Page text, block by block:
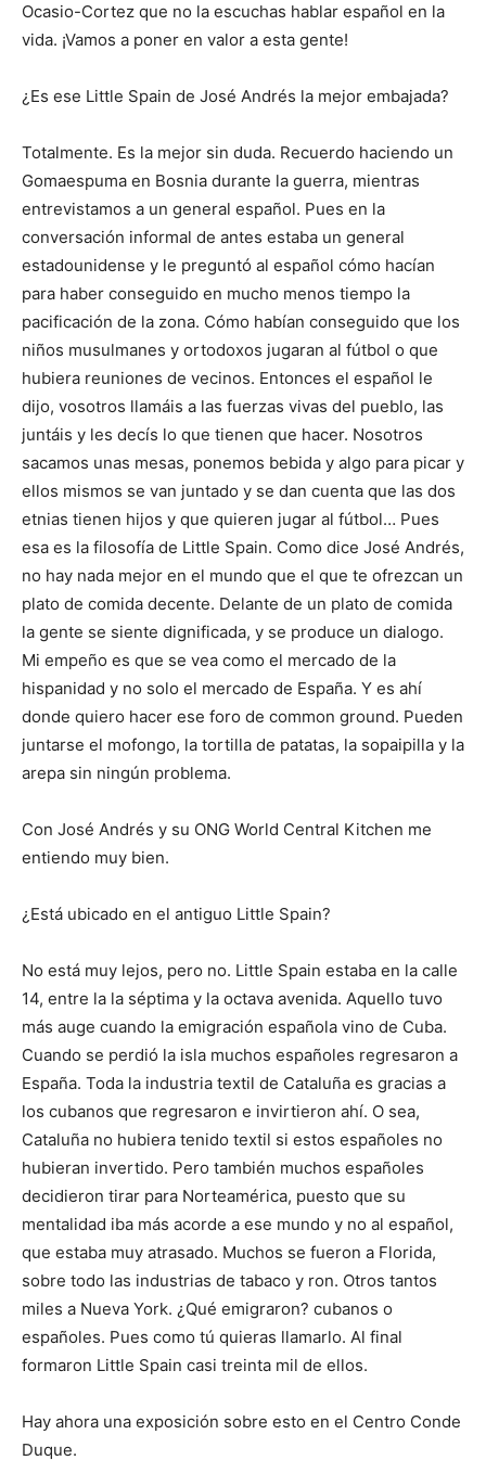
Ocasio-Cortez que no la escuchas hablar español en la
vida. ¡Vamos a poner en valor a esta gente!
¿Es ese Little Spain de José Andrés la mejor embajada?
Totalmente. Es la mejor sin duda. Recuerdo haciendo un
Gomaespuma en Bosnia durante la guerra, mientras
entrevistamos a un general español. Pues en la
conversación informal de antes estaba un general
estadounidense y le preguntó al español cómo hacían
para haber conseguido en mucho menos tiempo la
pacificación de la zona. Cómo habían conseguido que los
niños musulmanes y ortodoxos jugaran al fútbol o que
hubiera reuniones de vecinos. Entonces el español le
dijo, vosotros llamáis a las fuerzas vivas del pueblo, las
juntáis y les decís lo que tienen que hacer. Nosotros
sacamos unas mesas, ponemos bebida y algo para picar y
ellos mismos se van juntado y se dan cuenta que las dos
etnias tienen hijos y que quieren jugar al fútbol… Pues
esa es la filosofía de Little Spain. Como dice José Andrés,
no hay nada mejor en el mundo que el que te ofrezcan un
plato de comida decente. Delante de un plato de comida
la gente se siente dignificada, y se produce un dialogo.
Mi empeño es que se vea como el mercado de la
hispanidad y no solo el mercado de España. Y es ahí
donde quiero hacer ese foro de common ground. Pueden
juntarse el mofongo, la tortilla de patatas, la sopaipilla y la
arepa sin ningún problema.
Con José Andrés y su ONG World Central Kitchen me
entiendo muy bien.
¿Está ubicado en el antiguo Little Spain?
No está muy lejos, pero no. Little Spain estaba en la calle
14, entre la la séptima y la octava avenida. Aquello tuvo
más auge cuando la emigración española vino de Cuba.
Cuando se perdió la isla muchos españoles regresaron a
España. Toda la industria textil de Cataluña es gracias a
los cubanos que regresaron e invirtieron ahí. O sea,
Cataluña no hubiera tenido textil si estos españoles no
hubieran invertido. Pero también muchos españoles
decidieron tirar para Norteamérica, puesto que su
mentalidad iba más acorde a ese mundo y no al español,
que estaba muy atrasado. Muchos se fueron a Florida,
sobre todo las industrias de tabaco y ron. Otros tantos
miles a Nueva York. ¿Qué emigraron? cubanos o
españoles. Pues como tú quieras llamarlo. Al final
formaron Little Spain casi treinta mil de ellos.
Hay ahora una exposición sobre esto en el Centro Conde
Duque.